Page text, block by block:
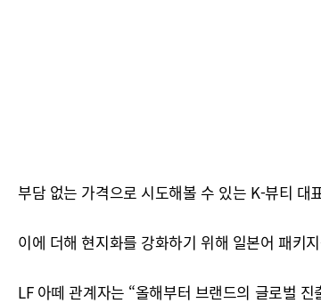
부담 없는 가격으로 시도해볼 수 있는 K-뷰티 대
이에 더해 현지화를 강화하기 위해 일본어 패키
LF 아떼 관계자는 “올해부터 브랜드의 글로벌